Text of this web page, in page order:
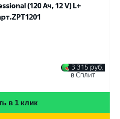
(120 Ач, 12 V) L+
3 315 руб.
в Сплит
в 1 клик